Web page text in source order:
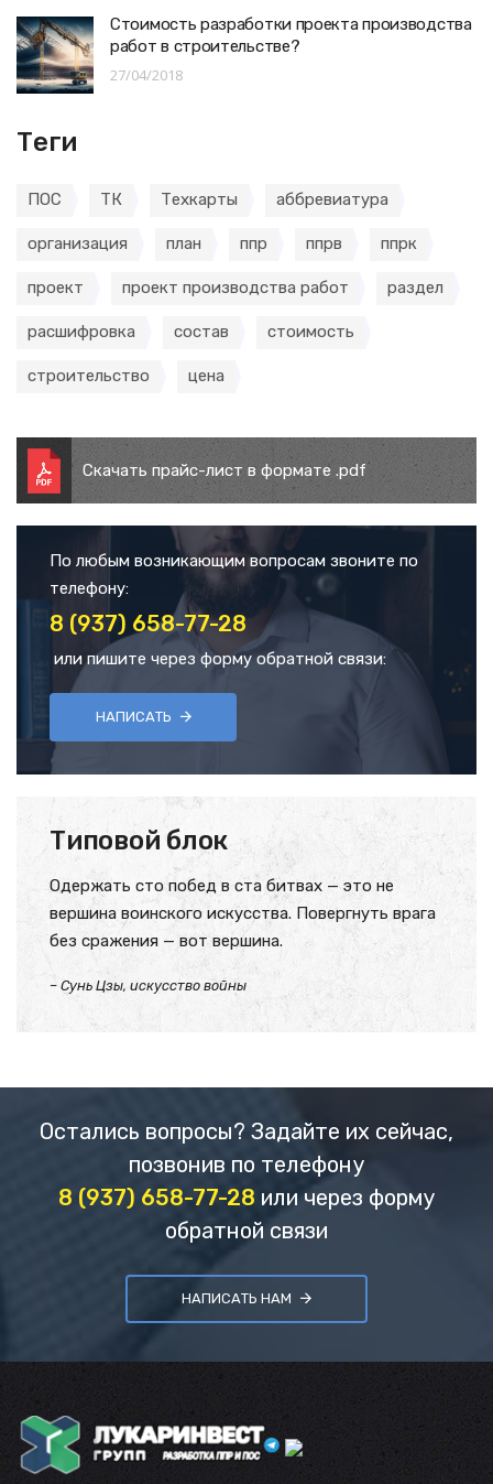
Стоимость разработки проекта производства
работ в строительстве?
27/04/2018
Теги
ПОС ТК Техкарты аббревиатура
организация план ппр ппрв ппрк
проект проект производства работ раздел
расшифровка состав стоимость
строительство цена
Скачать прайс-лист в формате .pdf
По любым возникающим вопросам звоните по
телефону:
8 (937) 658-77-28
или пишите через форму обратной связи:
НАПИСАТЬ
Типовой блок
Одержать сто побед в ста битвах — это не
вершина воинского искусства. Повергнуть врага
без сражения — вот вершина.
– Сунь Цзы, искусство войны
Остались вопросы? Задайте их сейчас,
позвонив по телефону
8 (937) 658-77-28 или через форму
обратной связи
НАПИСАТЬ НАМ